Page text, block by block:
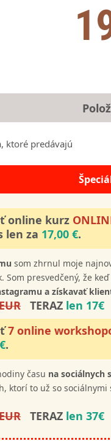
ktoré predávajú
online kurz
len za 17,00 €.
som zhrnul moje
Som presvedčený, že
a získavať
TERAZ len 17€
7 online
.
času na sociálnych
ktorí to už so
TERAZ len 37€